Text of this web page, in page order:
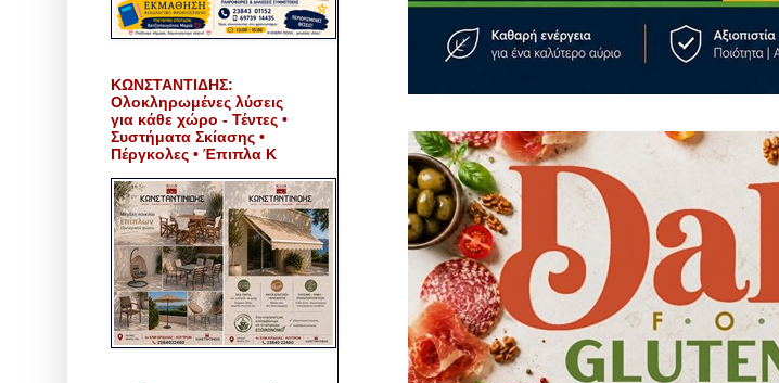
ΚΩΝΣΤΑΝΤΙΔΗΣ:
Ολοκληρωμένες λύσεις
για κάθε χώρο - Τέντες •
Συστήματα Σκίασης •
Πέργκολες • Έπιπλα Κ